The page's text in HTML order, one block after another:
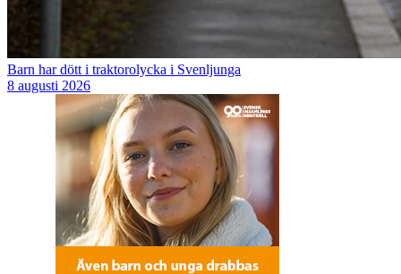
Barn har dött i traktorolycka i Svenljunga
8 augusti 2026